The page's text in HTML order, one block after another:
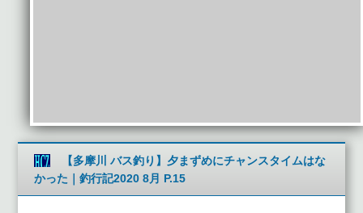
【多摩川 バス釣り】夕まずめにチャンスタイムはな
かった｜釣行記2020 8月 P.15